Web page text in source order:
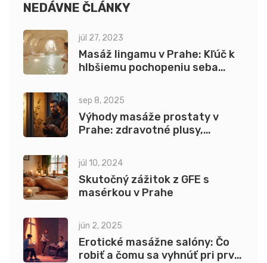
NEDÁVNE ČLÁNKY
júl 27, 2023
Masáž lingamu v Prahe: Kľúč k
hlbšiemu pochopeniu seba
sep 8, 2025
Výhody masáže prostaty v
Prahe: zdravotné plusy,
júl 10, 2024
Skutočný zážitok z GFE s
masérkou v Prahe
jún 2, 2025
Erotické masážne salóny: Čo
robiť a čomu sa vyhnúť pri prvej